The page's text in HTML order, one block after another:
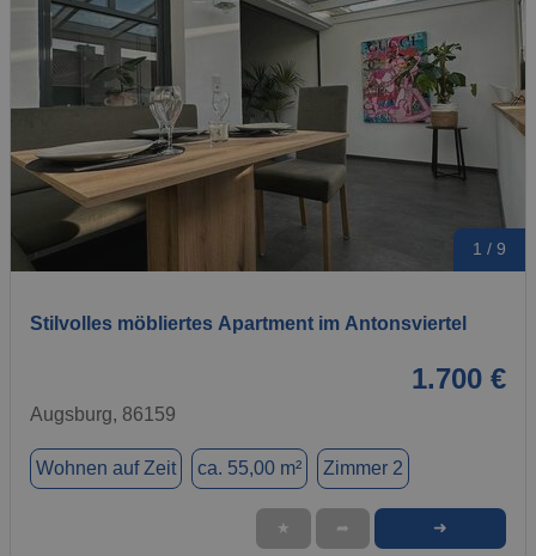
1 / 9
Stilvolles möbliertes Apartment im Antonsviertel
1.700 €
Augsburg, 86159
Wohnen auf Zeit ca. 55,00 m² Zimmer 2
★ ➦ ➜